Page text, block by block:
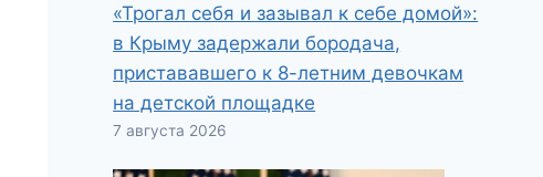
«Трогал себя и зазывал к себе домой»:
в Крыму задержали бородача,
пристававшего к 8-летним девочкам
на детской площадке
7 августа 2026